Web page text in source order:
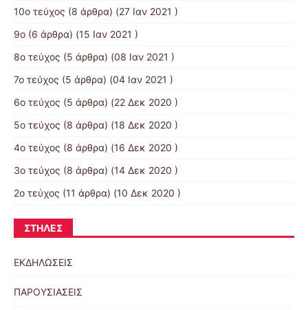
10ο τεύχος (8 άρθρα) (27 Ιαν 2021 )
9ο (6 άρθρα) (15 Ιαν 2021 )
8ο τεύχος (5 άρθρα) (08 Ιαν 2021 )
7ο τεύχος (5 άρθρα) (04 Ιαν 2021 )
6ο τεύχος (5 άρθρα) (22 Δεκ 2020 )
5ο τεύχος (8 άρθρα) (18 Δεκ 2020 )
4ο τεύχος (8 άρθρα) (16 Δεκ 2020 )
3ο τεύχος (8 άρθρα) (14 Δεκ 2020 )
2ο τεύχος (11 άρθρα) (10 Δεκ 2020 )
ΣΤΉΛΕΣ
ΕΚΔΗΛΩΣΕΙΣ
ΠΑΡΟΥΣΙΑΣΕΙΣ